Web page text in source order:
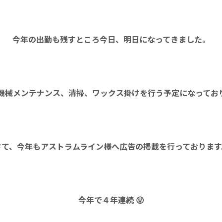
今年の出勤も残すところ今日、明日になってきました。
械メンテナンス、清掃、ワックス掛けを行う予定になってお
、今年もアストラムライン様へ広告の掲載を行っております
今年で４年連続 😛